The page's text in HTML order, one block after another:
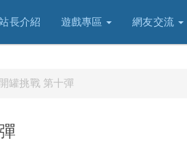
長介紹 遊戲專區 網友交流
開罐挑戰 第十彈